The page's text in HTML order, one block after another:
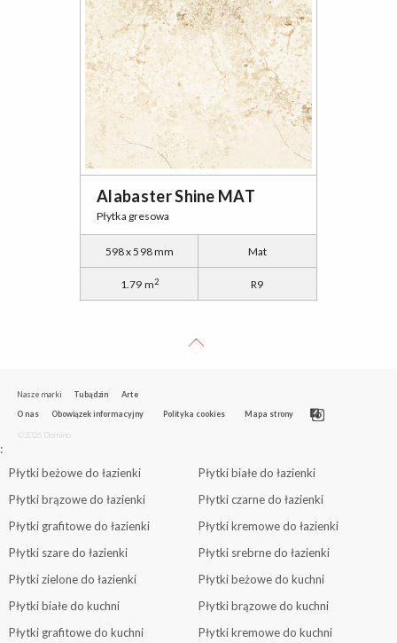
Alabaster Shine MAT
Płytka gresowa
598 x 598 mm Mat
1.79 m2 R9
Nasze marki Tubądzin
Arte
O nas
Obowiązek informacyjny Polityka cookies Mapa strony
©2026 Domino
:
Płytki beżowe do łazienki
Płytki białe do łazienki
Płytki brązowe do łazienki
Płytki czarne do łazienki
Płytki grafitowe do łazienki
Płytki kremowe do łazienki
Płytki szare do łazienki
Płytki srebrne do łazienki
Płytki zielone do łazienki
Płytki beżowe do kuchni
Płytki białe do kuchni
Płytki brązowe do kuchni
Płytki grafitowe do kuchni
Płytki kremowe do kuchni